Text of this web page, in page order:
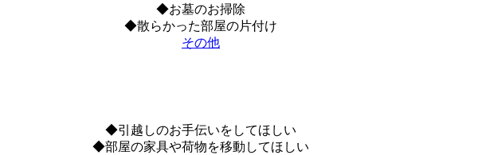
◆お墓のお掃除
◆散らかった部屋の片付け
その他
◆引越しのお手伝いをしてほしい
◆部屋の家具や荷物を移動してほしい